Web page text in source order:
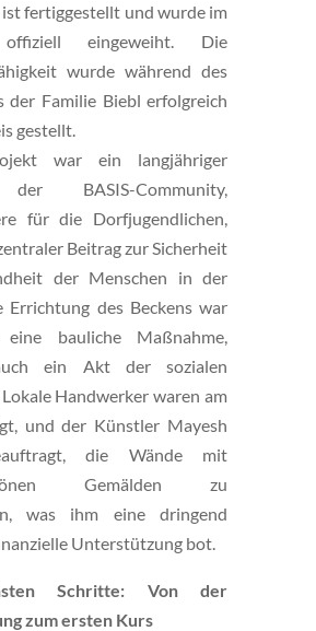
ist fertiggestellt und wurde im
eingeweiht. Die
wurde während des
der Familie Biebl erfolgreich
gestellt.
war ein langjähriger
BASIS-Community,
für die Dorfjugendlichen,
Beitrag zur Sicherheit
der Menschen in der
Errichtung des Beckens war
bauliche Maßnahme,
ein Akt der sozialen
Handwerker waren am
und der Künstler Mayesh
die Wände mit
Gemälden zu
was ihm eine dringend
Unterstützung bot.
Schritte: Von der
zum ersten Kurs